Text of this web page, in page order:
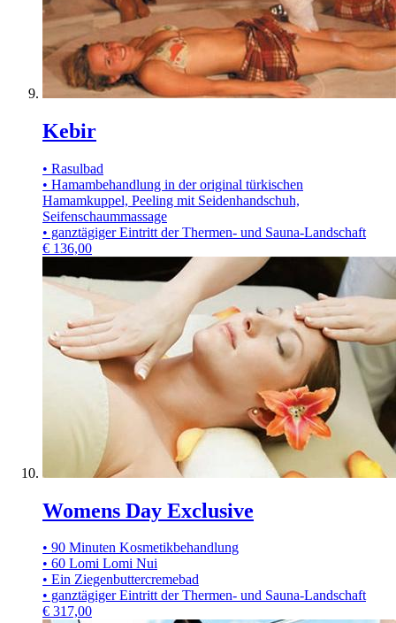
Kebir
• Rasulbad
• Hamambehandlung in der original türkischen
Hamamkuppel, Peeling mit Seidenhandschuh,
Seifenschaummassage
• ganztägiger Eintritt der Thermen- und Sauna-Landschaft
€ 136,00
Womens Day Exclusive
• 90 Minuten Kosmetikbehandlung
• 60 Lomi Lomi Nui
• Ein Ziegenbuttercremebad
• ganztägiger Eintritt der Thermen- und Sauna-Landschaft
€ 317,00